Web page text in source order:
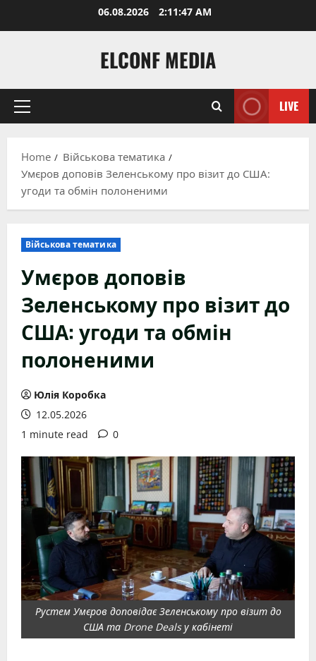
06.08.2026 2:11:48 AM
ELCONF MEDIA
Primary
LIVE
Home
Військова тематика
Умєров доповів Зеленському про візит до США:
угоди та обмін полоненими
Військова тематика
Умєров доповів
Зеленському про візит до
США: угоди та обмін
полоненими
Юлія Коробка
12.05.2026
1 minute read
0
Рустем Умєров доповідає Зеленському про візит до
США та Drone Deals у кабінеті